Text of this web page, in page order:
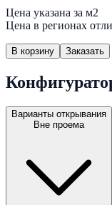
Цена указана за м2
Цена в регионах
В корзину Заказать
Варианты открывания
Вне проема